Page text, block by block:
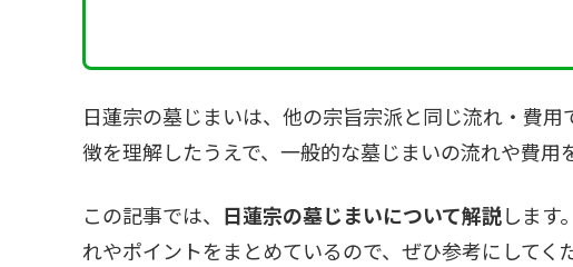
日蓮宗の墓じまいは、他の宗旨宗派と同じ流れ・費
徴を理解したうえで、一般的な墓じまいの流れや費用
この記事では、 日蓮宗の墓じまいについて解説します
れやポイントをまとめているので、ぜひ参考にしてく